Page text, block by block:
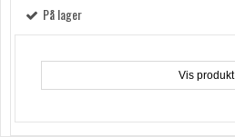
På lager
Vis produkt